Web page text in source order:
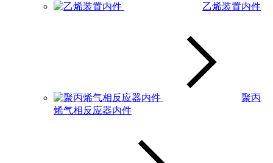
乙烯装置内件
聚丙
烯气相反应器内件